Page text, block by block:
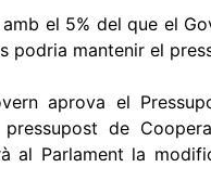
el 5% del que el
podria mantenir el
aprova el
de
al Parlament la